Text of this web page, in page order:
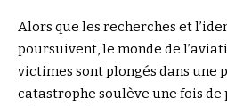
Alors que les recherches et
poursuivent, le monde de
victimes sont plongés dans une
catastrophe soulève une fois de